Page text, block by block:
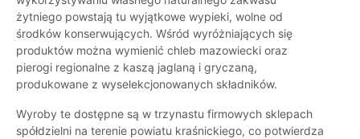
żytniego powstają tu wyjątkowe wypieki, wolne od
środków konserwujących. Wśród wyróżniających się
produktów można wymienić chleb mazowiecki oraz
pierogi regionalne z kaszą jaglaną i gryczaną,
produkowane z wyselekcjonowanych składników.
Wyroby te dostępne są w trzynastu firmowych sklepach
spółdzielni na terenie powiatu kraśnickiego, co potwierdza